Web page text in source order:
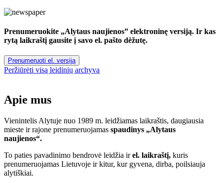
Prenumeruokite „Alytaus naujienos” elektroninę versiją. Ir kas
rytą laikraštį gausite į savo el. pašto dėžutę.
Prenumeruoti el. versiją
Peržiūrėti visą leidinių archyvą
Apie mus
Vienintelis Alytuje nuo 1989 m. leidžiamas laikraštis, daugiausia
mieste ir rajone prenumeruojamas spaudinys „Alytaus
naujienos“.
To paties pavadinimo bendrovė leidžia irel. laikraštį, kuris
prenumeruojamas Lietuvoje ir kitur, kur gyvena, dirba, poilsiauja
alytiškiai.